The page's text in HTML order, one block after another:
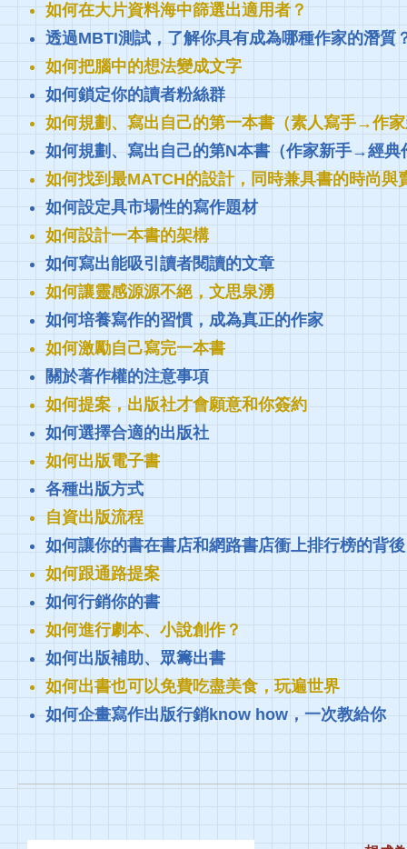
如何在大片資料海中篩選出適用者？
透過MBTI測試，了解你具有成為哪種作家的潛質
如何把腦中的想法變成文字
如何鎖定你的讀者粉絲群
如何規劃、寫出自己的第一本書（素人寫手→作
如何規劃、寫出自己的第N本書（作家新手→經典
如何找到最MATCH的設計，同時兼具書的時尚與
如何設定具市場性的寫作題材
如何設計一本書的架構
如何寫出能吸引讀者閱讀的文章
如何讓靈感源源不絕，文思泉湧
如何培養寫作的習慣，成為真正的作家
如何激勵自己寫完一本書
關於著作權的注意事項
如何提案，出版社才會願意和你簽約
如何選擇合適的出版社
如何出版電子書
各種出版方式
自資出版流程
如何讓你的書在書店和網路書店衝上排行榜的背
如何跟通路提案
如何行銷你的書
如何進行劇本、小說創作？
如何出版補助、眾籌出書
如何出書也可以免費吃盡美食，玩遍世界
如何企畫寫作出版行銷know how，一次教給你